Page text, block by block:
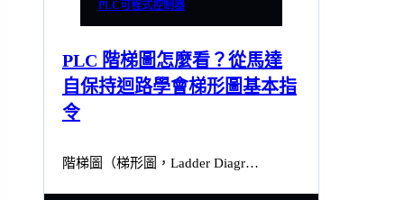
PLC可程式控制器
PLC 階梯圖怎麼看？從馬達
自保持迴路學會梯形圖基本指
令
階梯圖（梯形圖，Ladder Diagr…